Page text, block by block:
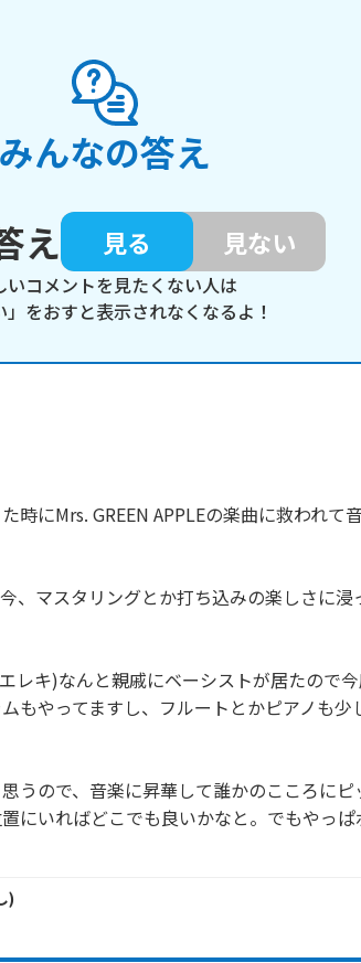
みんなの答え
え
見る 見ない
コメントを見たくない人は
」をおすと表示されなくなるよ！
時にMrs. GREEN APPLEの楽曲に救われて
、マスタリングとか打ち込みの楽しさに浸
レキ)なんと親戚にベーシストが居たので
もやってますし、フルートとかピアノも少
うので、音楽に昇華して誰かのこころにピ
にいればどこでも良いかなと。でもやっぱ
)